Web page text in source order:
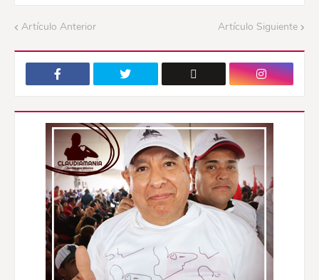
Artículo Anterior Artículo Siguiente